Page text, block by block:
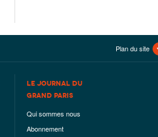
Plan du site
LE JOURNAL DU
GRAND PARIS
Qui sommes nous
Abonnement